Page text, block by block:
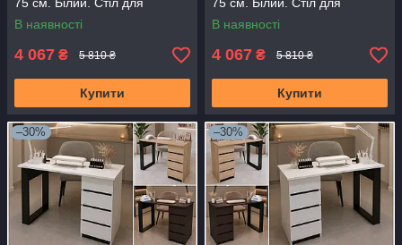
75 см. Білий. Стіл для
нарощування нігтів
В наявності
4 067 ₴ 5 810 ₴
Купити
75 см. Білий. Стіл для
нарощування нігтів
В наявності
4 067 ₴ 5 810 ₴
Купити
–30% –30%